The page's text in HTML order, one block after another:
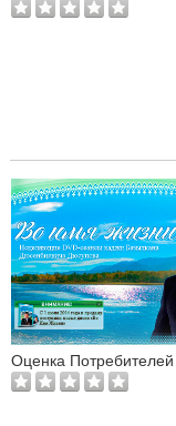
Оценка Потребителей